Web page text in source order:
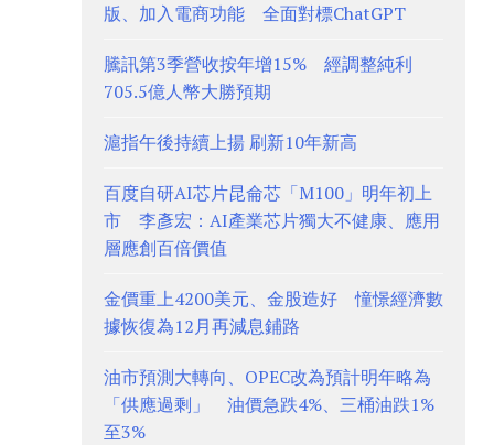
版、加入電商功能 全面對標ChatGPT
騰訊第3季營收按年增15% 經調整純利
705.5億人幣大勝預期
滬指午後持續上揚 刷新10年新高
百度自研AI芯片昆侖芯「M100」明年初上
市 李彥宏：AI產業芯片獨大不健康、應用
層應創百倍價值
金價重上4200美元、金股造好 憧憬經濟數
據恢復為12月再減息鋪路
油市預測大轉向、OPEC改為預計明年略為
「供應過剩」 油價急跌4%、三桶油跌1%
至3%